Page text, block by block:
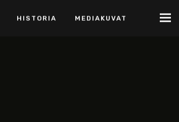
HISTORIA MEDIAKUVAT